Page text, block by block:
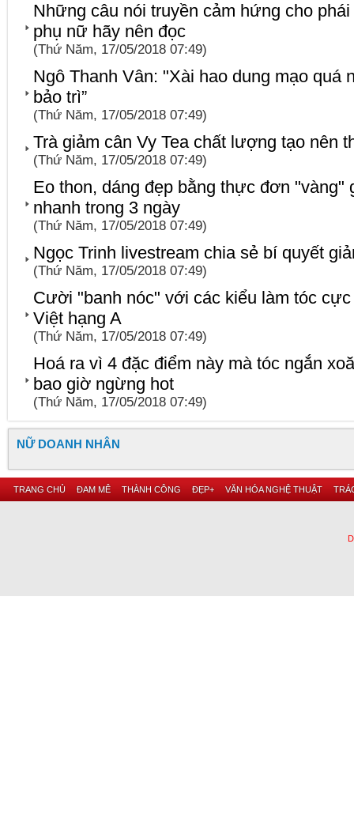
Những câu nói truyền cảm hứng cho
phụ nữ hãy nên đọc
(Thứ Năm, 17/05/2018 07:49)
Ngô Thanh Vân: "Xài hao dung mạo quá
bảo trì”
(Thứ Năm, 17/05/2018 07:49)
Trà giảm cân Vy Tea chất lượng tạo nên
(Thứ Năm, 17/05/2018 07:49)
Eo thon, dáng đẹp bằng thực đơn "vàng"
nhanh trong 3 ngày
(Thứ Năm, 17/05/2018 07:49)
Ngọc Trinh livestream chia sẻ bí quyết
(Thứ Năm, 17/05/2018 07:49)
Cười "banh nóc" với các kiểu làm tóc
Việt hạng A
(Thứ Năm, 17/05/2018 07:49)
Hoá ra vì 4 đặc điểm này mà tóc ngắn
bao giờ ngừng hot
(Thứ Năm, 17/05/2018 07:49)
NỮ DOANH NHÂN
TRANG CHỦ ĐAM MÊ THÀNH CÔNG ĐẸP+ VĂN HÓA NGHỆ THUẬT